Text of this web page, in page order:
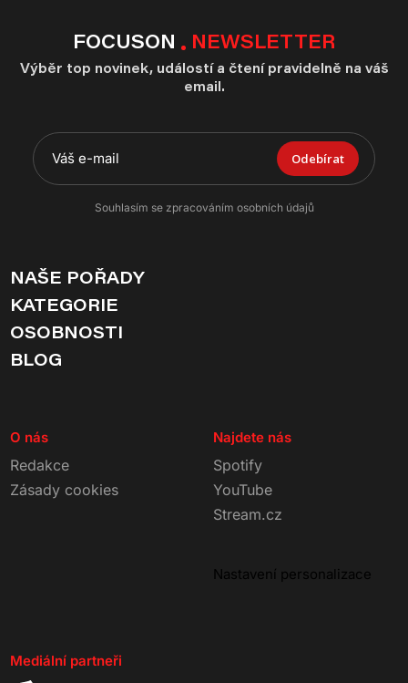
FOCUSON NEWSLETTER
Výběr top novinek, událostí a čtení pravidelně na váš
email.
Odebírat
Souhlasím se zpracováním osobních údajů
NAŠE POŘADY
KATEGORIE
OSOBNOSTI
BLOG
O nás
Redakce
Zásady cookies
Najdete nás
Spotify
YouTube
Stream.cz
Nastavení personalizace
Mediální partneři